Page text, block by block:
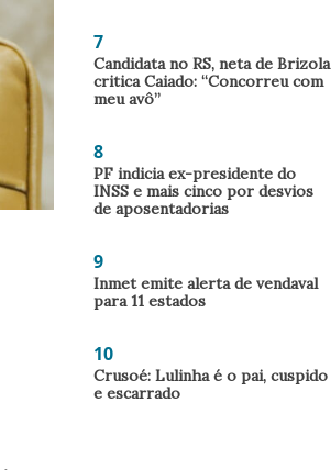
7
Candidata no RS, neta de Brizola
critica Caiado: “Concorreu com
meu avô”
8
PF indicia ex-presidente do
INSS e mais cinco por desvios
de aposentadorias
9
Inmet emite alerta de vendaval
para 11 estados
10
Crusoé: Lulinha é o pai, cuspido
e escarrado